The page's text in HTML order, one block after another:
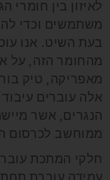
לאיזון בין
משתמשים וכדי
בעת השיט. אנו
מהחומר הזה, על
מאפריקה, טיק
אלה עוברים
הנגרים, אשר
ממוחשב לכרסום
חלקי המתכת
עמידה עוברת